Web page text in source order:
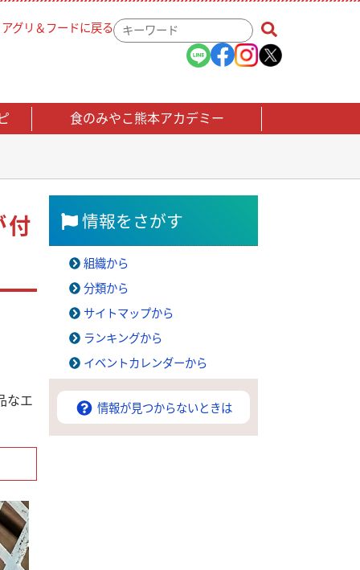
グリ＆フードに戻る検
索
ー
食のみやこ熊本アカデミー
付
なエ
情報をさがす
組織から
分類から
サイトマップから
ランキングから
イベントカレンダーから
情報が見つからないときは